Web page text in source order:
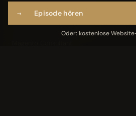
Webseite per Sprache
→ Episode hören
Oder: kostenlose